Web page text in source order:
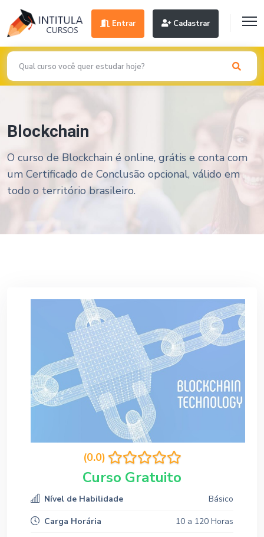
Entrar Cadastrar
Blockchain
O curso de Blockchain é online, grátis e conta com
um Certificado de Conclusão opcional, válido em
todo o território brasileiro.
(0.0)
Curso Gratuito
Nível de Habilidade
Básico
Carga Horária
10 a 120 Horas